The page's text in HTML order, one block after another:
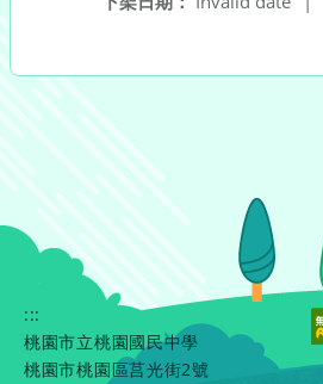
:::
桃園市立桃園國民中學
桃園市桃園區莒光街2號